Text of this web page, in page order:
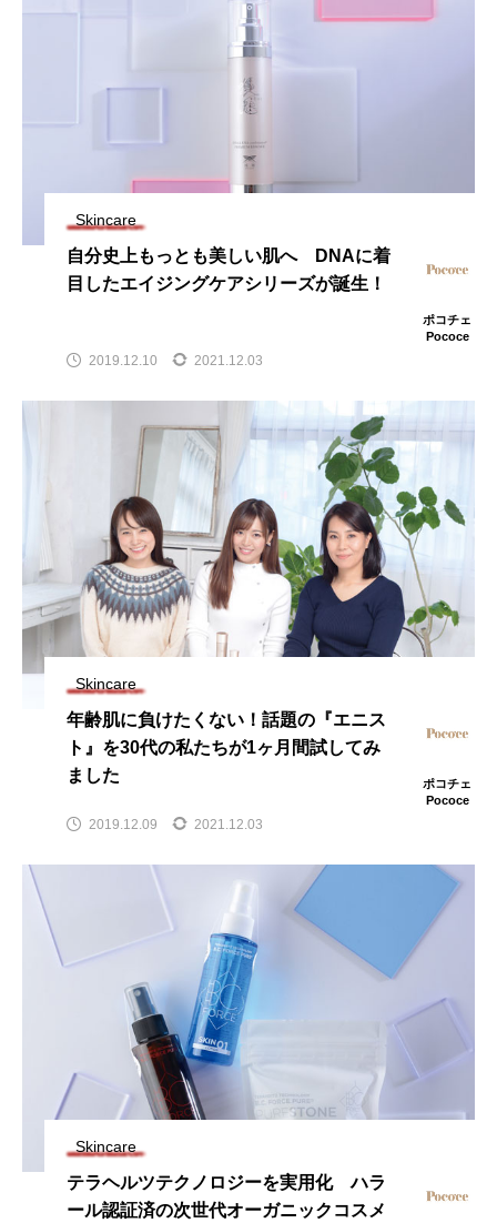
Skincare
自分史上もっとも美しい肌へ DNAに着
目したエイジングケアシリーズが誕生！
ポコチェ
Pococe
2019.12.10 2021.12.03
Skincare
年齢肌に負けたくない！話題の『エニス
ト』を30代の私たちが1ヶ月間試してみ
ました
ポコチェ
Pococe
2019.12.09 2021.12.03
Skincare
テラヘルツテクノロジーを実用化 ハラ
ール認証済の次世代オーガニックコスメ